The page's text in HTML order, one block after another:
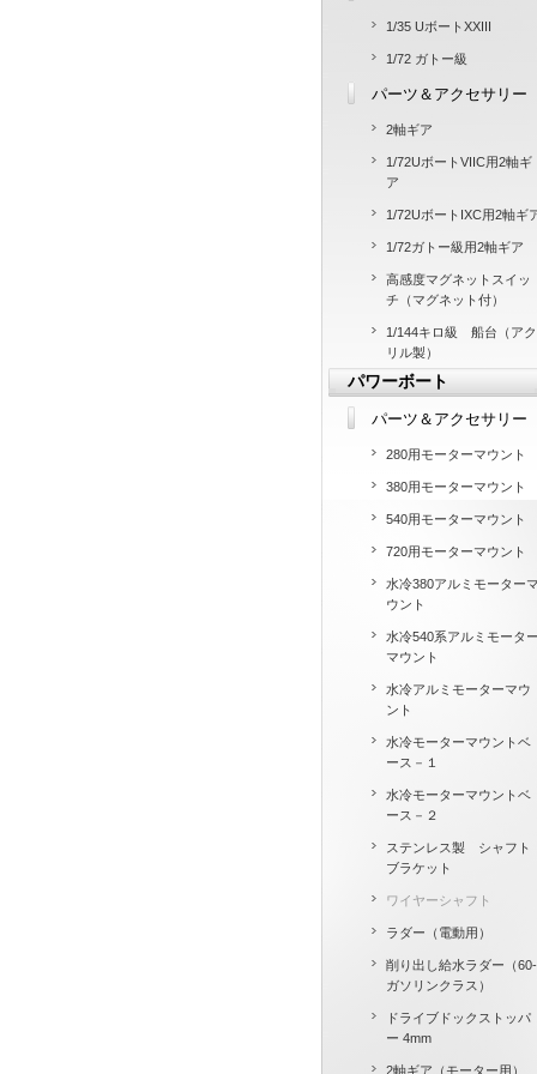
1/35 UボートXXIII
1/72 ガトー級
パーツ＆アクセサリー
2軸ギア
1/72UボートVIIC用2軸ギ
ア
1/72UボートIXC用2軸ギ
1/72ガトー級用2軸ギア
高感度マグネットスイッ
チ（マグネット付）
1/144キロ級 船台（アク
リル製）
パワーボート
パーツ＆アクセサリー
280用モーターマウント
380用モーターマウント
540用モーターマウント
720用モーターマウント
水冷380アルミモーター
ウント
水冷540系アルミモータ
マウント
水冷アルミモーターマウ
ント
水冷モーターマウントベ
ース－１
水冷モーターマウントベ
ース－２
ステンレス製 シャフト
ブラケット
ワイヤーシャフト
ラダー（電動用）
削り出し給水ラダー（60-
ガソリンクラス）
ドライブドックストッパ
ー 4mm
2軸ギア（モーター用）